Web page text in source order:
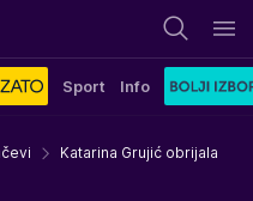
Sport Info
Katarina Grujić obrijala